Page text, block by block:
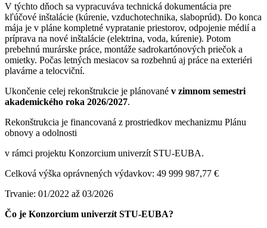
V týchto dňoch sa vypracuváva technická dokumentácia pre
kľúčové inštalácie (kúrenie, vzduchotechnika, slaboprúd). Do konca
mája je v pláne kompletné vypratanie priestorov, odpojenie médií a
príprava na nové inštalácie (elektrina, voda, kúrenie). Potom
prebehnú murárske práce, montáže sadrokartónových priečok a
omietky. Počas letných mesiacov sa rozbehnú aj práce na exteriéri
plavárne a telocviční.
Ukončenie celej rekonštrukcie je plánované v zimnom semestri
akademického roka 2026/2027.
Rekonštrukcia je financovaná z prostriedkov mechanizmu Plánu
obnovy a odolnosti
v rámci projektu Konzorcium univerzít STU-EUBA.
Celková výška oprávnených výdavkov: 49 999 987,77 €
Trvanie: 01/2022 až 03/2026
Čo je Konzorcium univerzít STU-EUBA?